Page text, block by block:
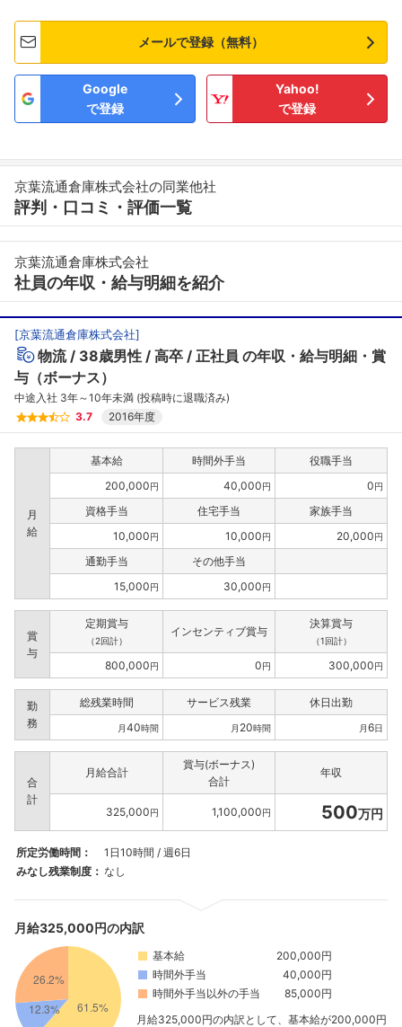
メールで登録（無料）
Google
で登録
Yahoo!
で登録
京葉流通倉庫株式会社の同業他社
評判・口コミ・評価一覧
京葉流通倉庫株式会社
社員の年収・給与明細を紹介
[京葉流通倉庫株式会社]
物流 38歳男性 高卒 正社員 の年収・給与明細・賞
与（ボーナス）
中途入社 3年～10年未満 (投稿時に退職済み)
3.7
2016年度
月
給
基本給 時間外手当
役職手当
200,000円 40,000円 0円
資格手当 住宅手当
家族手当
10,000円 10,000円 20,000円
通勤手当
その他手当
15,000円 30,000円
賞
与
定期賞与
（2回計）
インセンティブ賞与
決算賞与
（1回計）
800,000円 0円 300,000円
勤
務
総残業時間 サービス残業 休日出勤
月40時間 月 20時間 月6日
合
計
月給合計
賞与(ボーナス)
合計
年収
325,000円 1,100,000円 500万円
所定労働時間：
1日10時間 / 週6日
みなし残業制度： なし
月給325,000円の内訳
基本給
200,000円
時間外手当
40,000円
時間外手当以外の手当
85,000円
月給325,000円の内訳として、基本給が200,000円